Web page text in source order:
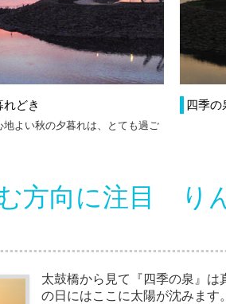
どき
地よい秋の夕暮れは、とても過ご
四季の
方向に注目 り
太鼓橋から見て『四季の泉』
の日にはここに太陽が沈みます